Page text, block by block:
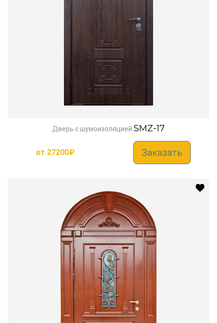
Дверь с шумоизоляцией SMZ-17
от 27200₽ Заказать